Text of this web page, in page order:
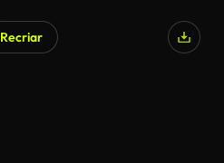
Recriar